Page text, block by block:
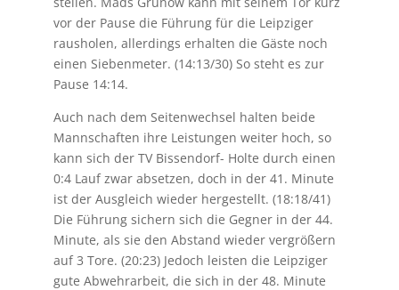
vor der Pause die Führung für die Leipziger
rausholen, allerdings erhalten die Gäste noch
einen Siebenmeter. (14:13/30) So steht es zur
Pause 14:14.
Auch nach dem Seitenwechsel halten beide
Mannschaften ihre Leistungen weiter hoch, so
kann sich der TV Bissendorf- Holte durch einen
0:4 Lauf zwar absetzen, doch in der 41. Minute
ist der Ausgleich wieder hergestellt. (18:18/41)
Die Führung sichern sich die Gegner in der 44.
Minute, als sie den Abstand wieder vergrößern
auf 3 Tore. (20:23) Jedoch leisten die Leipziger
gute Abwehrarbeit, die sich in der 48. Minute